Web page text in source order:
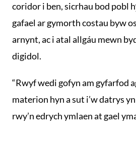
coridor i ben, sicrhau bod pobl
gafael ar gymorth costau byw
arnynt, ac i atal allgáu mewn
digidol.
“Rwyf wedi gofyn am gyfarfod
materion hyn a sut i’w datrys
rwy’n edrych ymlaen at gael